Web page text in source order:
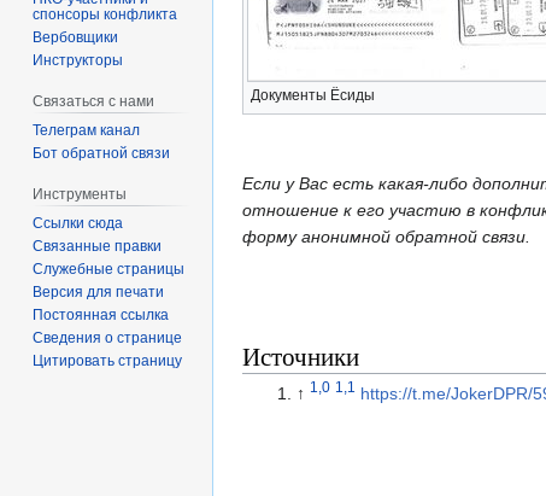
Документы Ёсиды
Если у Вас есть какая-либо
отношение к его участию в
форму анонимной обратной связи.
Источники
↑ 1,0 1,1 https://t.me/JokerDPR/
спонсоры конфликта
‏‎Вербовщики
Инструкторы
Связаться с нами
Телеграм канал
Бот обратной связи
Инструменты
Ссылки сюда
Связанные правки
Служебные страницы
Версия для печати
Постоянная ссылка
Сведения о странице
Цитировать страницу